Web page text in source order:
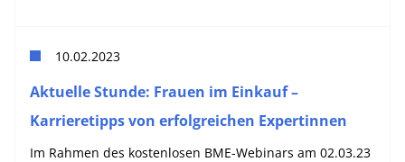
10.02.2023
Aktuelle Stunde: Frauen im Einkauf –
Karrieretipps von erfolgreichen Expertinnen
Im Rahmen des kostenlosen BME-Webinars am 02.03.23